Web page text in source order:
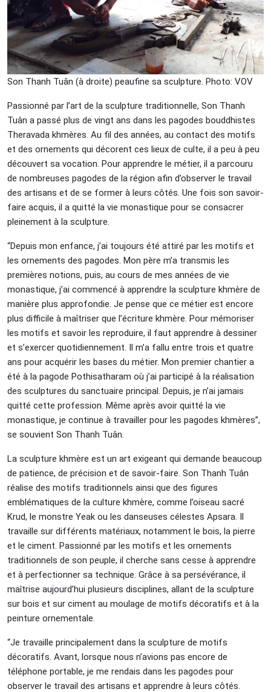
Son Thanh Tuân (à droite) peaufine sa sculpture. Photo: VOV
Passionné par l’art de la sculpture traditionnelle, Son Thanh
Tuân a passé plus de vingt ans dans les pagodes bouddhistes
Theravada khmères. Au fil des années, au contact des motifs
et des ornements qui décorent ces lieux de culte, il a peu à peu
découvert sa vocation. Pour apprendre le métier, il a parcouru
de nombreuses pagodes de la région afin d’observer le travail
des artisans et de se former à leurs côtés. Une fois son savoir-
faire acquis, il a quitté la vie monastique pour se consacrer
pleinement à la sculpture.
“Depuis mon enfance, j’ai toujours été attiré par les motifs et
les ornements des pagodes. Mon père m’a transmis les
premières notions, puis, au cours de mes années de vie
monastique, j’ai commencé à apprendre la sculpture khmère de
manière plus approfondie. Je pense que ce métier est encore
plus difficile à maîtriser que l’écriture khmère. Pour mémoriser
les motifs et savoir les reproduire, il faut apprendre à dessiner
et s’exercer quotidiennement. Il m’a fallu entre trois et quatre
ans pour acquérir les bases du métier. Mon premier chantier a
été à la pagode Pothisatharam où j’ai participé à la réalisation
des sculptures du sanctuaire principal. Depuis, je n’ai jamais
quitté cette profession. Même après avoir quitté la vie
monastique, je continue à travailler pour les pagodes khmères”,
se souvient Son Thanh Tuân.
La sculpture khmère est un art exigeant qui demande beaucoup
de patience, de précision et de savoir-faire. Son Thanh Tuân
réalise des motifs traditionnels ainsi que des figures
emblématiques de la culture khmère, comme l’oiseau sacré
Krud, le monstre Yeak ou les danseuses célestes Apsara. Il
travaille sur différents matériaux, notamment le bois, la pierre
et le ciment. Passionné par les motifs et les ornements
traditionnels de son peuple, il cherche sans cesse à apprendre
et à perfectionner sa technique. Grâce à sa persévérance, il
maîtrise aujourd’hui plusieurs disciplines, allant de la sculpture
sur bois et sur ciment au moulage de motifs décoratifs et à la
peinture ornementale.
“Je travaille principalement dans la sculpture de motifs
décoratifs. Avant, lorsque nous n’avions pas encore de
téléphone portable, je me rendais dans les pagodes pour
observer le travail des artisans et apprendre à leurs côtés.